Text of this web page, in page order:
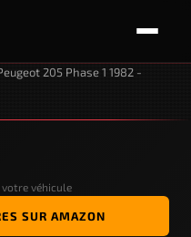
205 Phase 1 1982 -
véhicule
SUR AMAZON